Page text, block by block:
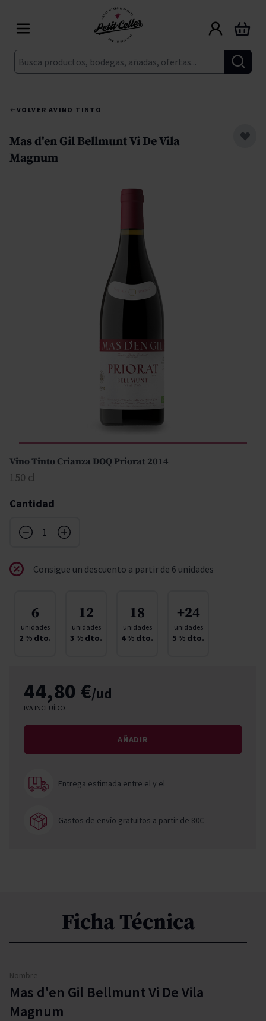
Buscar
Carrito
VOLVER AVINO TINTO
Mas d'en Gil Bellmunt Vi De Vila
Magnum
Vino Tinto Crianza DOQ Priorat 2014
150 cl
Cantidad
Consigue un descuento a partir de 6 unidades
6
unidades
2 % dto.
12
unidades
3 % dto.
18
unidades
4% dto.
+24
unidades
5 % dto.
44,80 €/ud
IVA INCLUÍDO
AÑADIR
Entrega estimada entre ely el
Gastos de envío gratuitos a partir de 80€
Ficha Técnica
Nombre
Mas d'en Gil Bellmunt Vi De Vila
Magnum